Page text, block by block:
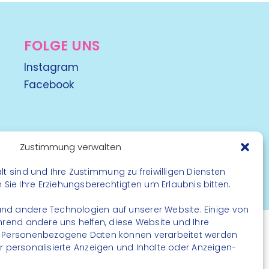
Zustimmung verwalten
sind und Ihre Zustimmung zu freiwilligen Diensten
Ihre Erziehungsberechtigten um Erlaubnis bitten.
andere Technologien auf unserer Website. Einige von
andere uns helfen, diese Website und Ihre
Daten können verarbeitet werden
personalisierte Anzeigen und Inhalte oder Anzeigen-
FOLGE UNS
Instagram
Facebook